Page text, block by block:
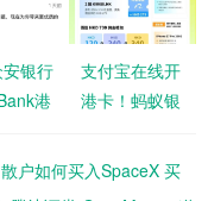
银行
港
支付宝在线开
港卡！蚂蚁银
攻略 邀请
户如何买入SpaceX 买